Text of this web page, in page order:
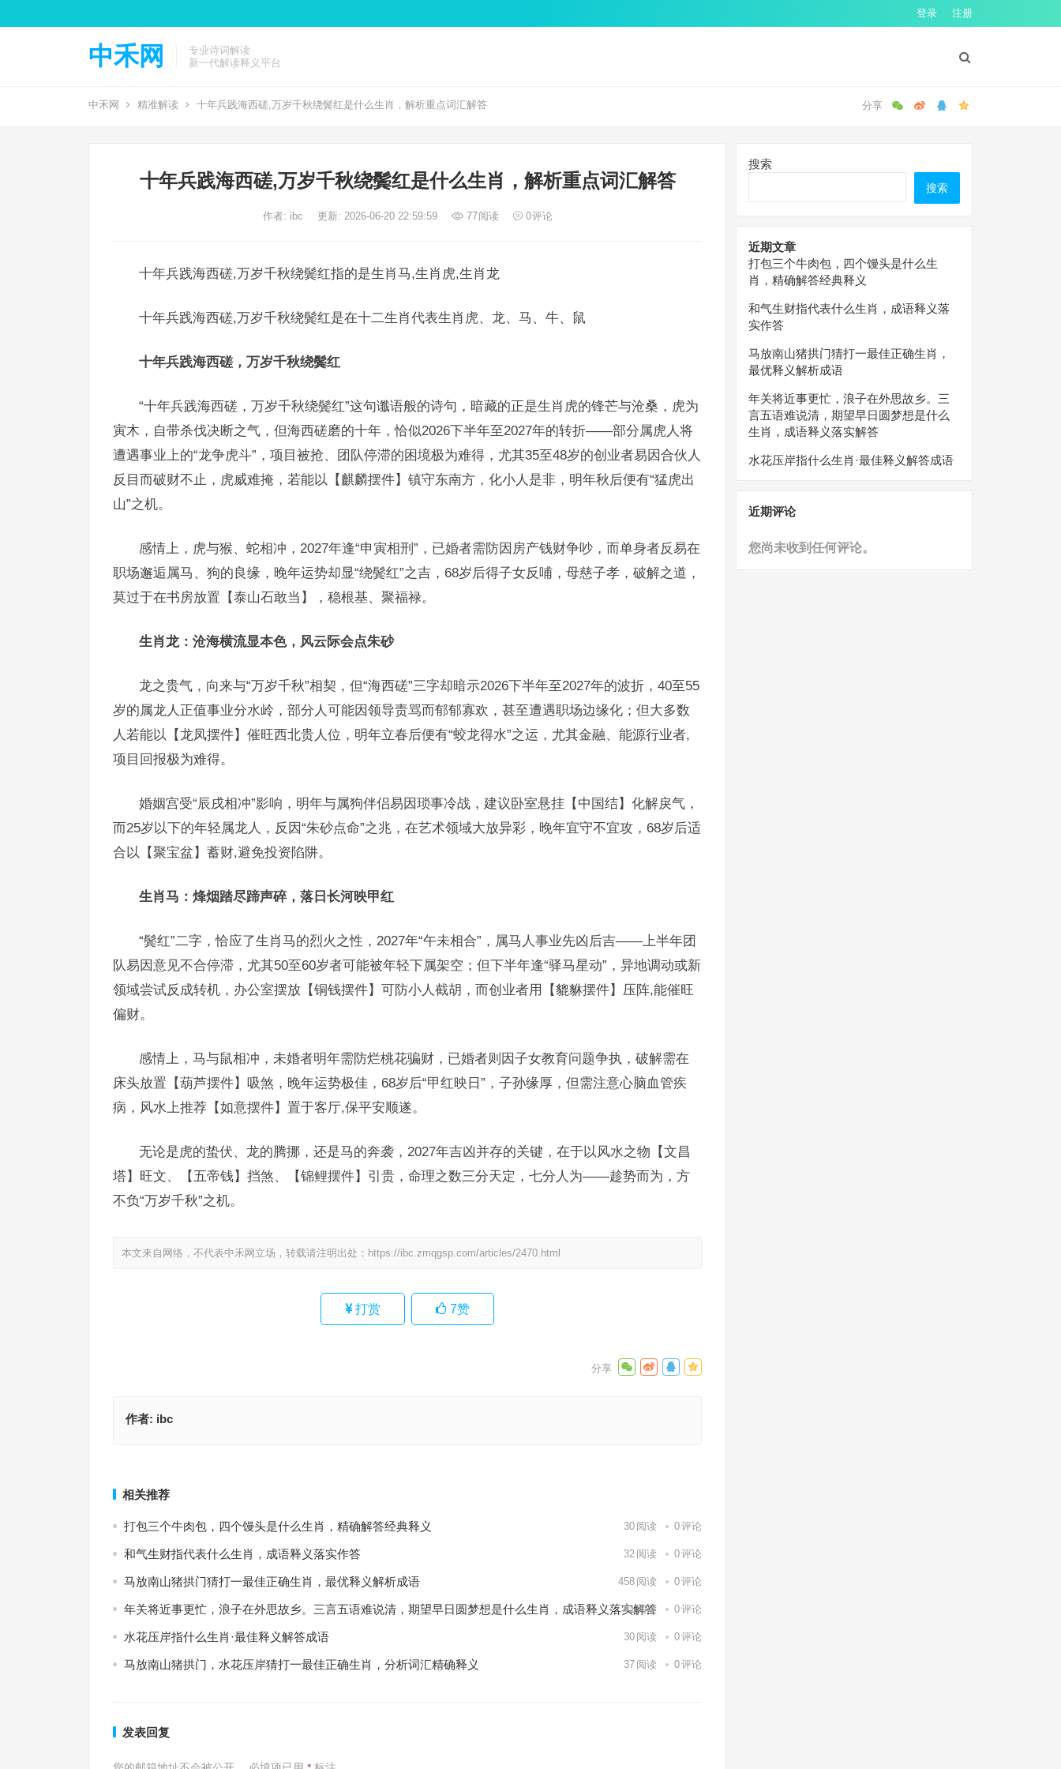
登录 注册
中禾网
专业诗词解读
新一代解读释义平台
中禾网 精准解读 十年兵践海西磋,万岁千秋绕鬓红是什么生肖，解析重点词汇解答
十年兵践海西磋,万岁千秋绕鬓红是什么生肖，解析重点词汇解答
作者: ibc 更新: 2026-06-20 22:59:59 77阅读 0评论
十年兵践海西磋,万岁千秋绕鬓红指的是生肖马,生肖虎,生肖龙
十年兵践海西磋,万岁千秋绕鬓红是在十二生肖代表生肖虎、龙、马、牛、鼠
十年兵践海西磋，万岁千秋绕鬓红
“十年兵践海西磋，万岁千秋绕鬓红”这句谶语般的诗句，暗藏的正是生肖虎的锋芒与沧桑，虎为
寅木，自带杀伐决断之气，但海西磋磨的十年，恰似2026下半年至2027年的转折——部分属虎人将
遭遇事业上的“龙争虎斗”，项目被抢、团队停滞的困境极为难得，尤其35至48岁的创业者易因合伙人
反目而破财不止，虎威难掩，若能以【麒麟摆件】镇守东南方，化小人是非，明年秋后便有“猛虎出
山”之机。
感情上，虎与猴、蛇相冲，2027年逢“申寅相刑”，已婚者需防因房产钱财争吵，而单身者反易在
职场邂逅属马、狗的良缘，晚年运势却显“绕鬓红”之吉，68岁后得子女反哺，母慈子孝，破解之道，
莫过于在书房放置【泰山石敢当】，稳根基、聚福禄。
生肖龙：沧海横流显本色，风云际会点朱砂
龙之贵气，向来与“万岁千秋”相契，但“海西磋”三字却暗示2026下半年至2027年的波折，40至55
岁的属龙人正值事业分水岭，部分人可能因领导责骂而郁郁寡欢，甚至遭遇职场边缘化；但大多数
人若能以【龙凤摆件】催旺西北贵人位，明年立春后便有“蛟龙得水”之运，尤其金融、能源行业者,
项目回报极为难得。
婚姻宫受“辰戌相冲”影响，明年与属狗伴侣易因琐事冷战，建议卧室悬挂【中国结】化解戾气，
而25岁以下的年轻属龙人，反因“朱砂点命”之兆，在艺术领域大放异彩，晚年宜守不宜攻，68岁后适
合以【聚宝盆】蓄财,避免投资陷阱。
生肖马：烽烟踏尽蹄声碎，落日长河映甲红
“鬓红”二字，恰应了生肖马的烈火之性，2027年“午未相合”，属马人事业先凶后吉——上半年团
队易因意见不合停滞，尤其50至60岁者可能被年轻下属架空；但下半年逢“驿马星动”，异地调动或新
领域尝试反成转机，办公室摆放【铜钱摆件】可防小人截胡，而创业者用【貔貅摆件】压阵,能催旺
偏财。
感情上，马与鼠相冲，未婚者明年需防烂桃花骗财，已婚者则因子女教育问题争执，破解需在
床头放置【葫芦摆件】吸煞，晚年运势极佳，68岁后“甲红映日”，子孙缘厚，但需注意心脑血管疾
病，风水上推荐【如意摆件】置于客厅,保平安顺遂。
无论是虎的蛰伏、龙的腾挪，还是马的奔袭，2027年吉凶并存的关键，在于以风水之物【文昌
塔】旺文、【五帝钱】挡煞、【锦鲤摆件】引贵，命理之数三分天定，七分人为——趁势而为，方
不负“万岁千秋”之机。
本文来自网络，不代表中禾网立场，转载请注明出处： https://ibc.zmqgsp.com/articles/2470.html
打赏 7赞
作者: ibc
相关推荐
打包三个牛肉包，四个馒头是什么生肖，精确解答经典释义 30 阅读 0评论
和气生财指代表什么生肖，成语释义落实作答 32 阅读 0评论
马放南山猪拱门猜打一最佳正确生肖，最优释义解析成语 458 阅读 0评论
年关将近事更忙，浪子在外思故乡。三言五语难说清，期望早日圆梦想是什么生肖，成语释义落实解答
41阅读 0评论
水花压岸指什么生肖·最佳释义解答成语 30 阅读 0评论
马放南山猪拱门，水花压岸猜打一最佳正确生肖，分析词汇精确释义 37 阅读 0评论
发表回复
搜索
搜索
近期文章
打包三个牛肉包，四个馒头是什么生
肖，精确解答经典释义
和气生财指代表什么生肖，成语释义落
实作答
马放南山猪拱门猜打一最佳正确生肖，
最优释义解析成语
年关将近事更忙，浪子在外思故乡。三
言五语难说清，期望早日圆梦想是什么
生肖，成语释义落实解答
水花压岸指什么生肖·最佳释义解答成语
近期评论
您尚未收到任何评论。